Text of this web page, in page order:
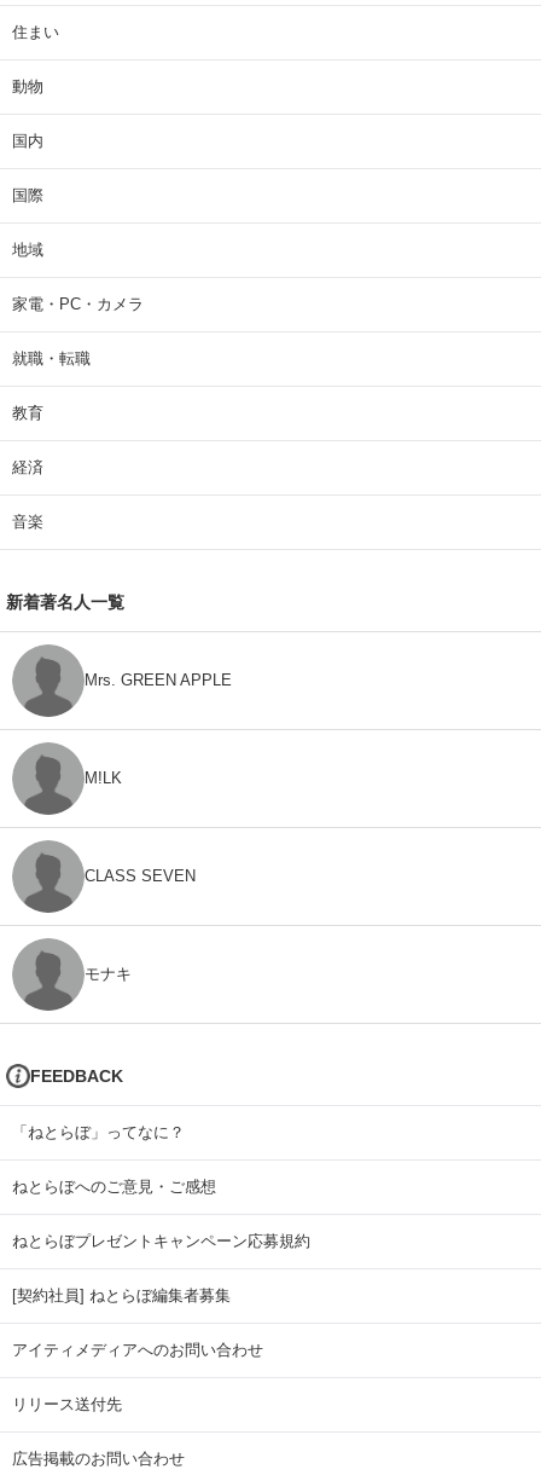
住まい
動物
国内
国際
地域
家電・PC・カメラ
就職・転職
教育
経済
音楽
新着著名人一覧
Mrs. GREEN APPLE
M!LK
CLASS SEVEN
モナキ
FEEDBACK
「ねとらぼ」ってなに？
ねとらぼへのご意見・ご感想
ねとらぼプレゼントキャンペーン応募規約
[契約社員] ねとらぼ編集者募集
アイティメディアへのお問い合わせ
リリース送付先
広告掲載のお問い合わせ